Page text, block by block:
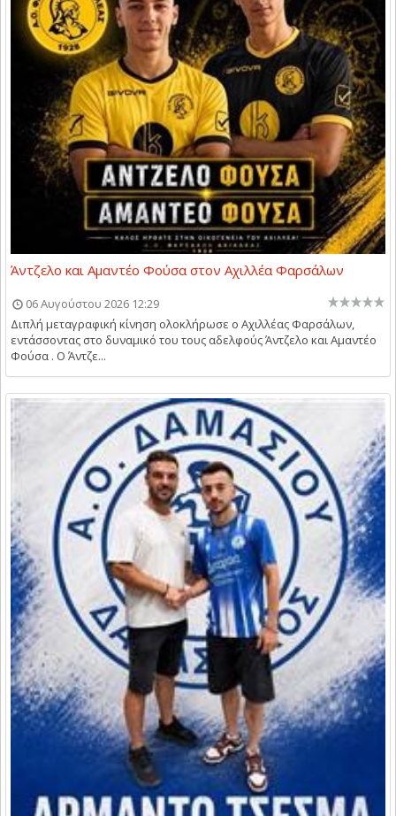
Άντζελο και Αμαντέο Φούσα στον Αχιλλέα Φαρσάλων
06 Αυγούστου 2026 12:29
Διπλή μεταγραφική κίνηση ολοκλήρωσε ο Αχιλλέας Φαρσάλων,
εντάσσοντας στο δυναμικό του τους αδελφούς Άντζελο και Αμαντέο
Φούσα . Ο Άντζε...